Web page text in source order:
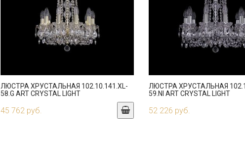
ЛЮСТРА ХРУСТАЛЬНАЯ 102.10.141.XL-
58.G ART CRYSTAL LIGHT
45 762 руб.
ЛЮСТРА ХРУСТАЛЬНАЯ
59.NI ART CRYSTAL LIGHT
52 226 руб.